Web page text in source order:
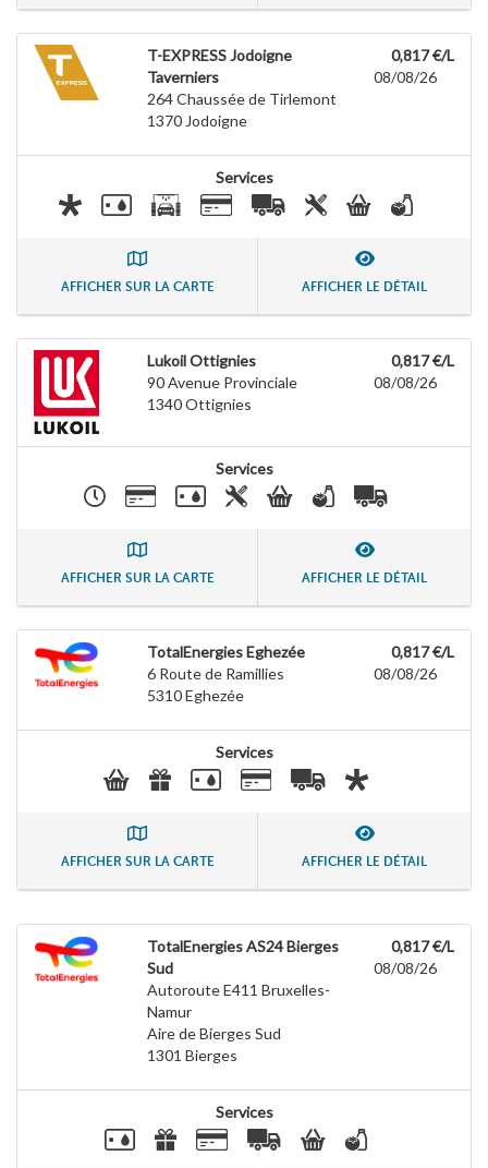
T-EXPRESS Jodoigne
Taverniers
264 Chaussée de Tirlemont
1370Jodoigne
0,817 €/L
08/08/26
Services
AFFICHER SUR LA CARTE AFFICHER LE DÉTAIL
Lukoil Ottignies
90 Avenue Provinciale
1340Ottignies
0,817 €/L
08/08/26
Services
AFFICHER SUR LA CARTE AFFICHER LE DÉTAIL
TotalEnergies Eghezée
6 Route de Ramillies
5310Eghezée
0,817 €/L
08/08/26
Services
AFFICHER SUR LA CARTE AFFICHER LE DÉTAIL
TotalEnergies AS24 Bierges
Sud
Autoroute E411 Bruxelles-
Namur
Aire de Bierges Sud
1301 Bierges
0,817 €/L
08/08/26
Services